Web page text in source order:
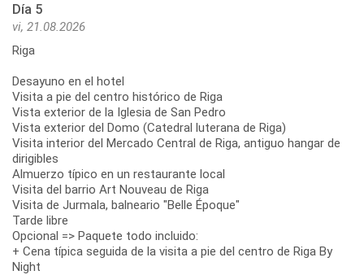
Día 5
vi, 21.08.2026
Riga
Desayuno en el hotel
Visita a pie del centro histórico de Riga
Vista exterior de la Iglesia de San Pedro
Vista exterior del Domo (Catedral luterana de Riga)
Visita interior del Mercado Central de Riga, antiguo hangar de
dirigibles
Almuerzo típico en un restaurante local
Visita del barrio Art Nouveau de Riga
Visita de Jurmala, balneario "Belle Époque"
Tarde libre
Opcional => Paquete todo incluido:
+ Cena típica seguida de la visita a pie del centro de Riga By
Night